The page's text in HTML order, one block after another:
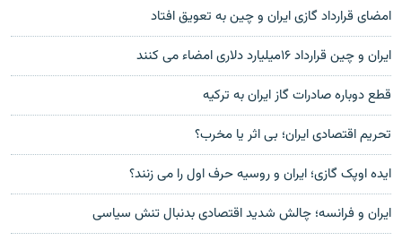
امضای قرارداد گازی ايران و چين به تعويق افتاد
ایران و چین قرارداد ۱۶ميليارد دلاری امضاء می کنند
قطع دوباره صادرات گاز ایران به ترکیه
تحريم اقتصادی ايران؛ بی اثر يا مخرب؟
ایده اوپک گازی؛ ایران و روسیه حرف اول را می زنند؟
ايران و فرانسه؛ چالش شدید اقتصادی بدنبال تنش سياسی